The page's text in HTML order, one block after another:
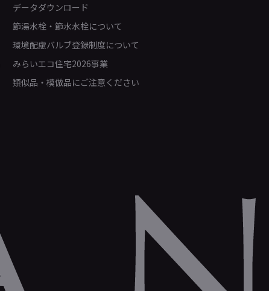
データダウンロード
節湯水栓・節水水栓について
環境配慮バルブ登録制度について
みらいエコ住宅2026事業
類似品・模倣品にご注意ください